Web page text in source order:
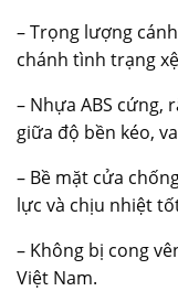
– Trọng lượng
chánh tình trạng
– Nhựa ABS cứng,
giữa độ bền kéo,
– Bề mặt cửa
lực và chịu nhiệt
– Không bị cong
Việt Nam.